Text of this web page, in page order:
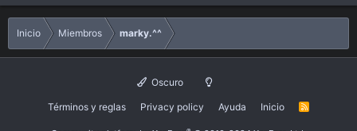
Inicio Miembros marky.^^
Oscuro
Términos y reglas Privacy policy Ayuda Inicio
R